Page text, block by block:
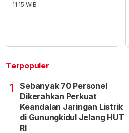
11:15 WIB
Terpopuler
1
Sebanyak 70 Personel
Dikerahkan Perkuat
Keandalan Jaringan Listrik
di Gunungkidul Jelang HUT
RI